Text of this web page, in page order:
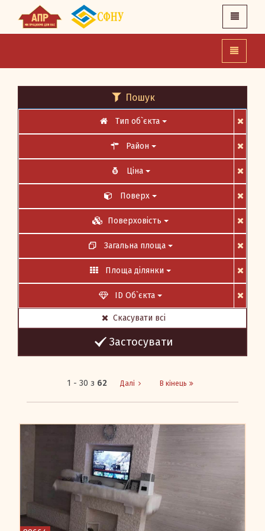
Новини
Контакти
APR.IN.UA
SFNU.UA
Вхід/Реєстрація
Пошук
Тип об`єкта
Район
Ціна
Поверх
Поверховість
Загальна площа
Площа ділянки
ID Об`єкта
Скасувати всі
Застосувати
1 - 30 з 62 Далі В кінець
Гарний будинок на В.Балці із укриттям
Продам будинок 150 кв.м., 1.5-поверховий, розташований
за 5 хвилин від Центру на машині. Будинок у хорошому районі
- В.Балка (початок), в районі ЗШО2. Будинок добротний, на
потужному фундаменті. Зручне планування: 1 поверх - 3
кімнати + вітальня + ванна кімната + котельня. Нові вікна,
двері, підлога - стяжка, автономне опалення. У двох кімнатах
євроремонт. Меблі присутні. Кухня на замовлення нова.
Підлоги та стіни підготовані до завершення. Є котельня
(твердопаливний котел), лазня, літня кухня, свердловина,